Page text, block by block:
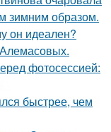
зимним образом.
он идеален?
фотосессией:
быстрее, чем